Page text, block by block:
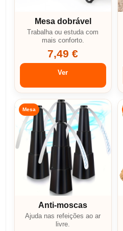
Mesa dobrável
Trabalha ou estuda com
mais conforto.
7,49 €
Ver
Mesa
Anti-moscas
Ajuda nas refeições ao ar
livre.